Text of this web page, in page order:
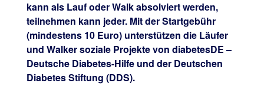
kann als Lauf oder Walk absolviert werden,
teilnehmen kann jeder. Mit der Startgebühr
(mindestens 10 Euro) unterstützen die Läufer
und Walker soziale Projekte von diabetesDE –
Deutsche Diabetes-Hilfe und der Deutschen
Diabetes Stiftung (DDS).